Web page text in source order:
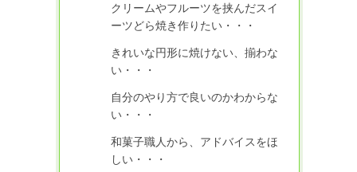
クリームやフルーツを挟んだスイ
ーツどら焼き作りたい・・・
きれいな円形に焼けない、揃わな
い・・・
自分のやり方で良いのかわからな
い・・・
和菓子職人から、アドバイスをほ
しい・・・